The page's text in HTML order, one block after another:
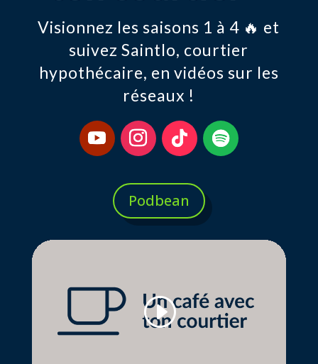
Visionnez les saisons 1 à 4 🔥 et
suivez Saintlo, courtier
hypothécaire, en vidéos sur les
réseaux !
Podbean